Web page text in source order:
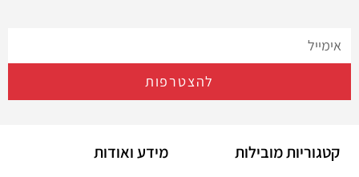
להצטרפות
קטגוריות מובילות מידע ואודות